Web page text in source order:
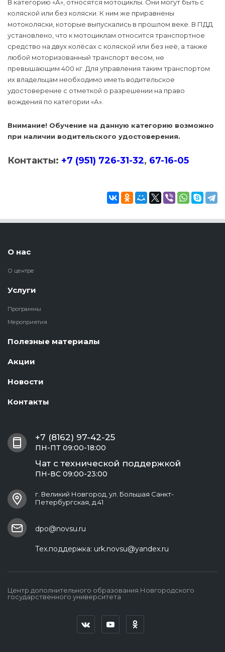
В категорию «А», относятся мотоциклы. Они могут быть с
коляской или без коляски. К ним же приравнены
мотоколяски, которые выпускались в прошлом веке. В ПДД
установлено, что к мотоциклам относится транспортное
средство на двух колёсах с коляской или без неё, а также
любой моторизованный транспорт весом, не
превышающим 400 кг. Для управления таким транспортом
их владельцам необходимо иметь водительское
удостоверение с отметкой о разрешении на право
вождения по категории «А».
Внимание! Обучение на данную категорию возможно
при наличии водительского удостоверения.
Контакты: +7 (951) 726-31-32, 67-16-05
О нас
О центре
Услуги
Программы
Мероприятия
Полезные материалы
Акции
Новости
Контакты
+7 (8162) 97-42-25
ПН-ПТ 09:00-18:00
Чат с технической поддержкой
ПН-ВС 09:00-23:00
г. Великий Новгород, ул. Большая Санкт-
Петербургская, д.41
dpo@novsu.ru
Тех.поддержка: urk.novsu@yandex.ru
Центр дополнительного образования Новгородского
государственного университета